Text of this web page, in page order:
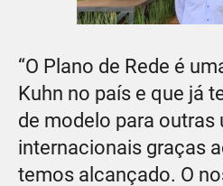
“O Plano de Rede é
Kuhn no país e que já
de modelo para outras
internacionais graças
temos alcançado. O